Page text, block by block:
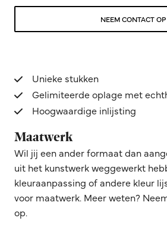
NEEM CONTACT OP
Unieke stukken
Gelimiteerde oplage met
Hoogwaardige inlijsting
Maatwerk
Wil jij een ander formaat dan
uit het kunstwerk weggewerkt
kleuraanpassing of andere kleur
voor maatwerk. Meer weten?
op.